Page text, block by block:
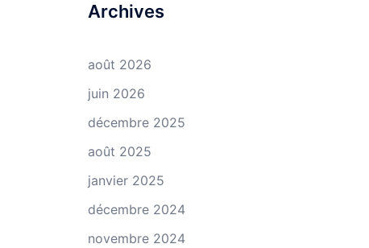
Archives
août 2026
juin 2026
décembre 2025
août 2025
janvier 2025
décembre 2024
novembre 2024